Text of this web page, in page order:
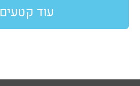
עוד קטעים